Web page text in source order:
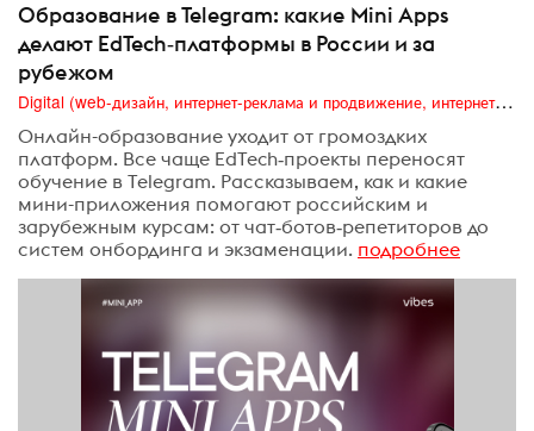
Образование в Telegram: какие Mini Apps
делают EdTech‑платформы в России и за
рубежом
Digital (web-дизайн, интернет-реклама и продвижение, интернет-сообщества и блоги, интернет-коммуникации, мобильный маркетинг, реклама на цифровых экранах)
Онлайн-образование уходит от громоздких
платформ. Все чаще EdTech‑проекты переносят
обучение в Telegram. Рассказываем, как и какие
мини-приложения помогают российским и
зарубежным курсам: от чат‑ботов‑репетиторов до
систем онбординга и экзаменации. подробнее